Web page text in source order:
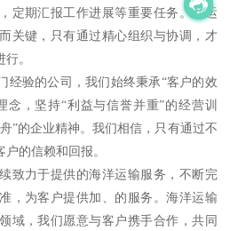
定期汇报工作进展等重要任务。海运
关键，只有通过精心组织与协调，才
。
经验的公司，我们始终秉承“客户的效
念，坚持“利益与信誉并重”的经营训
”的企业精神。我们相信，只有通过不
的信赖和回报。
致力于提供的海洋运输服务，不断完
，为客户提供加、的服务。海洋运输
域，我们愿意与客户携手合作，共同